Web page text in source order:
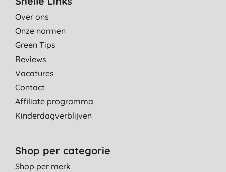
Over ons
Onze normen
Green Tips
Reviews
Vacatures
Contact
Affiliate programma
Kinderdagverblijven
Shop per categorie
Shop per merk